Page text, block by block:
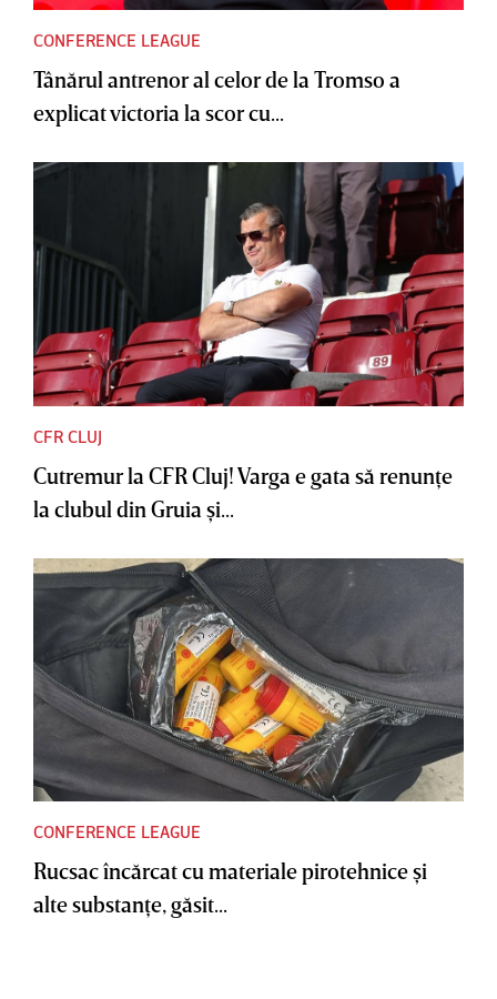
CONFERENCE LEAGUE
Tânărul antrenor al celor de la Tromso a
explicat victoria la scor cu...
CFR CLUJ
Cutremur la CFR Cluj! Varga e gata să renunţe
la clubul din Gruia şi...
CONFERENCE LEAGUE
Rucsac încărcat cu materiale pirotehnice şi
alte substanţe, găsit...